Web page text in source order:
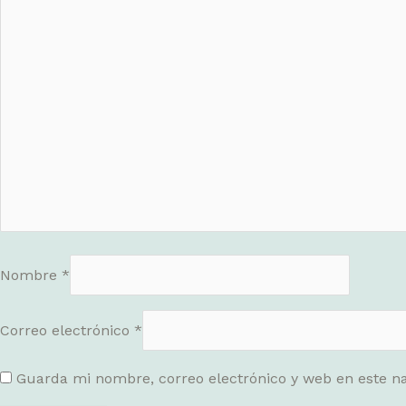
Nombre *
Correo electrónico *
Guarda mi nombre, correo electrónico y web en este